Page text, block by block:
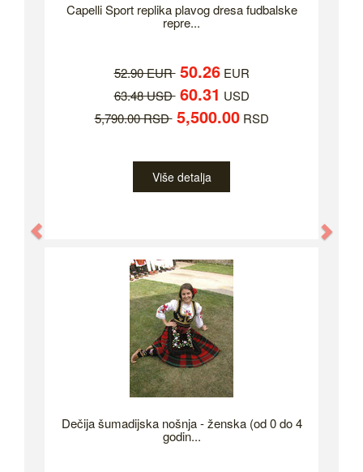
Capelli Sport replika plavog dresa fudbalske
repre...
52.90 EUR 50.26EUR
63.48 USD 60.31 USD
5,790.00 RSD 5,500.00RSD
Više detalja
Dečija šumadijska nošnja - ženska (od 0 do 4
godin...